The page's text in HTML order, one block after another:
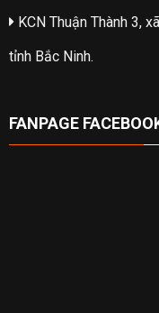
KCN Thuận Thành 3,
tỉnh Bắc Ninh.
FANPAGE